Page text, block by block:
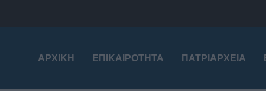
ΑΡΧΙΚΉ ΕΠΙΚΑΙΡΌΤΗΤΑ ΠΑΤΡΙΑΡΧΕΊΑ